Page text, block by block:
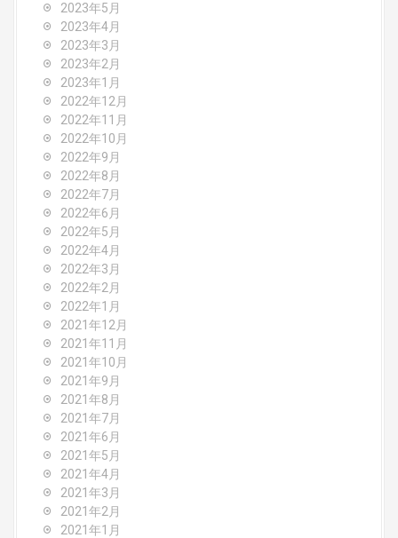
2023年5月
2023年4月
2023年3月
2023年2月
2023年1月
2022年12月
2022年11月
2022年10月
2022年9月
2022年8月
2022年7月
2022年6月
2022年5月
2022年4月
2022年3月
2022年2月
2022年1月
2021年12月
2021年11月
2021年10月
2021年9月
2021年8月
2021年7月
2021年6月
2021年5月
2021年4月
2021年3月
2021年2月
2021年1月